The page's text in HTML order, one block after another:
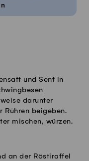
und Senf in
darunter
Rühren beigeben.
mischen, würzen.
an der Röstiraffel